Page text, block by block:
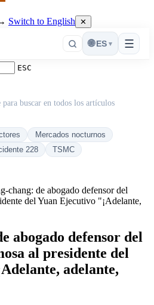
Switch to English ✕
☰
🌐 ES ▾
ESC
buscar en todos los artículos
Mercados nocturnos
228
TSMC
chang: de abogado defensor del
del Yuan Ejecutivo "¡Adelante,
abogado defensor del
al presidente del
adelante,